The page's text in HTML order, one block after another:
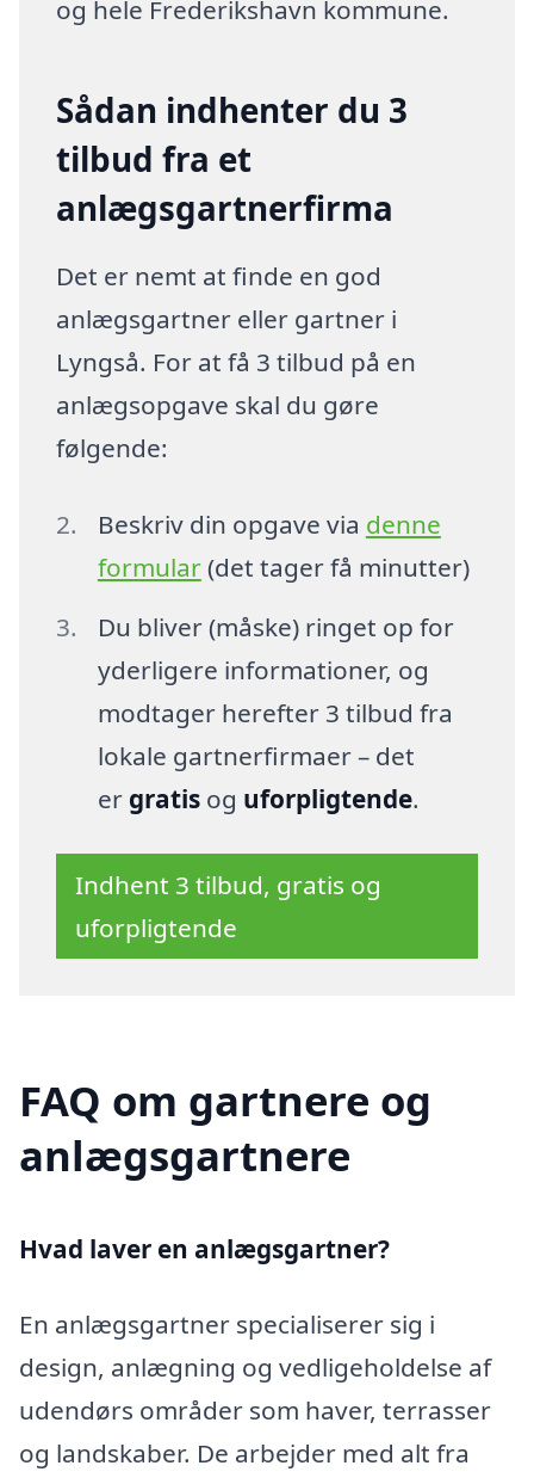
og hele Frederikshavn kommune.
Sådan indhenter du 3
tilbud fra et
anlægsgartnerfirma
Det er nemt at finde en god
anlægsgartner eller gartner i
Lyngså. For at få 3 tilbud på en
anlægsopgave skal du gøre
følgende:
Beskriv din opgave via denne
formular(det tager få minutter)
Du bliver (måske) ringet op for
yderligere informationer, og
modtager herefter 3 tilbud fra
lokale gartnerfirmaer – det
er gratisog uforpligtende.
Indhent 3 tilbud, gratis og
uforpligtende
FAQ om gartnere og
anlægsgartnere
Hvad laver en anlægsgartner?
En anlægsgartner specialiserer sig i
design, anlægning og vedligeholdelse af
udendørs områder som haver, terrasser
og landskaber. De arbejder med alt fra